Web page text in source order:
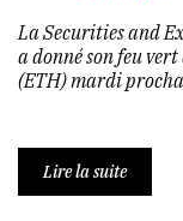
La Securities and
a donné son feu
(ETH) mardi
Lire la suite